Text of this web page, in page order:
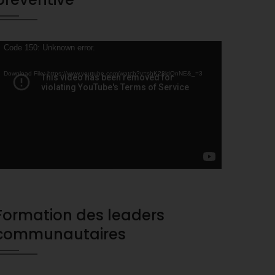
Code 150: Unknown error.
Download File: https://www.youtube.com/watch?v=shK28ldQnNE&_=3
des leaders